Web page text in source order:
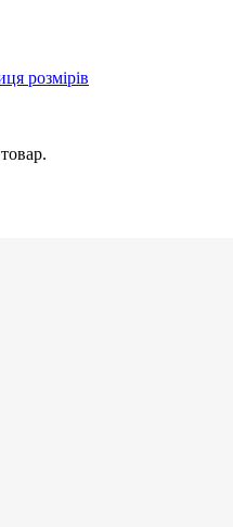
розмірів